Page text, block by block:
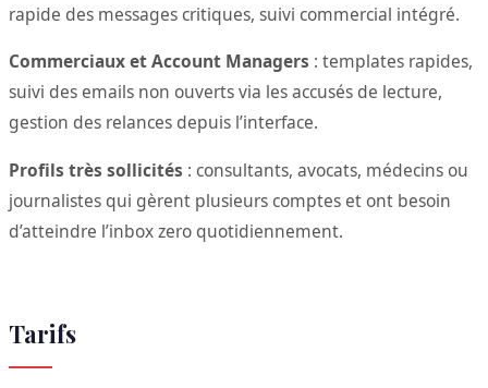
rapide des messages critiques, suivi commercial intégré.
Commerciaux et Account Managers : templates rapides,
suivi des emails non ouverts via les accusés de lecture,
gestion des relances depuis l’interface.
Profils très sollicités : consultants, avocats, médecins ou
journalistes qui gèrent plusieurs comptes et ont besoin
d’atteindre l’inbox zero quotidiennement.
Tarifs